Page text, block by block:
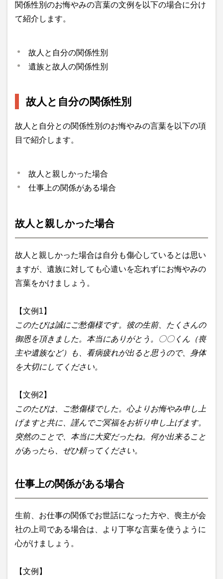
関係性別のお悔やみの言葉の文例を以下の場合に分け
て紹介します。
故人と自分の関係性別
遺族と故人の関係性別
故人と自分の関係性別
故人と自分との関係性別のお悔やみの言葉を以下の項
目で紹介します。
故人と親しかった場合
仕事上の関係がある場合
故人と親しかった場合
故人と親しかった場合は自分も傷心しているとは思い
ますが、遺族に対しても心遣いを忘れずにお悔やみの
言葉をかけましょう。
【文例1】
このたびは誠にご愁傷様です。彼の生前、たくさんの
御恩を頂きました。本当にありがとう。〇〇くん（喪
主や遺族など）も、看病疲れが出ると思うので、身体
を大切にしてください。
【文例2】
このたびは、ご愁傷様でした。心よりお悔やみ申し上
げますと共に、謹んでご冥福をお祈り申し上げます。
突然のことで、本当に大変だったね。何か出来ること
があったら、ぜひ頼ってください。
仕事上の関係がある場合
生前、お仕事の関係でお世話になった方や、喪主が会
社の上司である場合は、より丁寧な言葉を使うように
心がけましょう。
【文例】